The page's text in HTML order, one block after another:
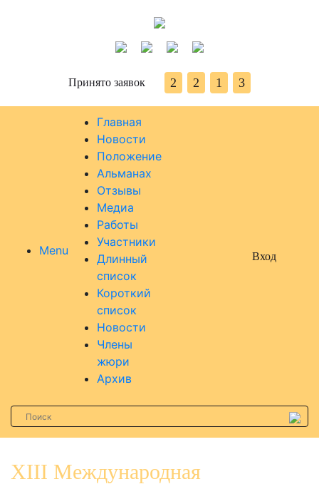
Принято заявок 2 2 1 3
Menu
Главная
Новости
Положение
Альманах
Отзывы
Медиа
Работы
Участники
Длинный
список
Короткий
список
Новости
Члены
жюри
Архив
Вход
XIII Международная